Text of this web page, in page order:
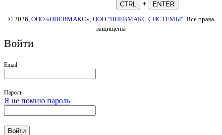
CTRL +
ENTER
© 2026, ООО «ПНЕВМАКС» ООО "ПНЕВМАКС СИСТЕМЫ" . Все права
защищены
Войти
Email
Пароль
Я не помню пароль
Войти